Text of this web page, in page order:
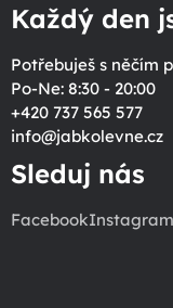
Každý den
Potřebuješ s něčím
Po-Ne: 8:30 - 20:00
+420 737 565 577
info@jabkolevne.cz
Sleduj nás
FacebookInstagram